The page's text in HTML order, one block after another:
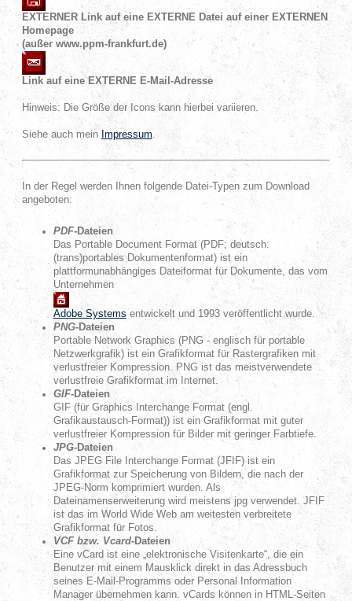
EXTERNER Link auf eine EXTERNE Datei auf einer EXTERNEN
Homepage
(außer www.ppm-frankfurt.de)
Link auf eine EXTERNE E-Mail-Adresse
Hinweis: Die Größe der Icons kann hierbei variieren.
Siehe auch mein Impressum.
In der Regel werden Ihnen folgende Datei-Typen zum Download
angeboten:
PDF-Dateien
Das Portable Document Format (PDF; deutsch:
(trans)portables Dokumentenformat) ist ein
plattformunabhängiges Dateiformat für Dokumente, das vom
Unternehmen
Adobe Systems entwickelt und 1993 veröffentlicht wurde.
PNG-Dateien
Portable Network Graphics (PNG - englisch für portable
Netzwerkgrafik) ist ein Grafikformat für Rastergrafiken mit
verlustfreier Kompression. PNG ist das meistverwendete
verlustfreie Grafikformat im Internet.
GIF-Dateien
GIF (für Graphics Interchange Format (engl.
Grafikaustausch-Format)) ist ein Grafikformat mit guter
verlustfreier Kompression für Bilder mit geringer Farbtiefe.
JPG-Dateien
Das JPEG File Interchange Format (JFIF) ist ein
Grafikformat zur Speicherung von Bildern, die nach der
JPEG-Norm komprimiert wurden. Als
Dateinamenserweiterung wird meistens jpg verwendet. JFIF
ist das im World Wide Web am weitesten verbreitete
Grafikformat für Fotos.
VCF bzw. Vcard-Dateien
Eine vCard ist eine „elektronische Visitenkarte“, die ein
Benutzer mit einem Mausklick direkt in das Adressbuch
seines E-Mail-Programms oder Personal Information
Manager übernehmen kann. vCards können in HTML-Seiten